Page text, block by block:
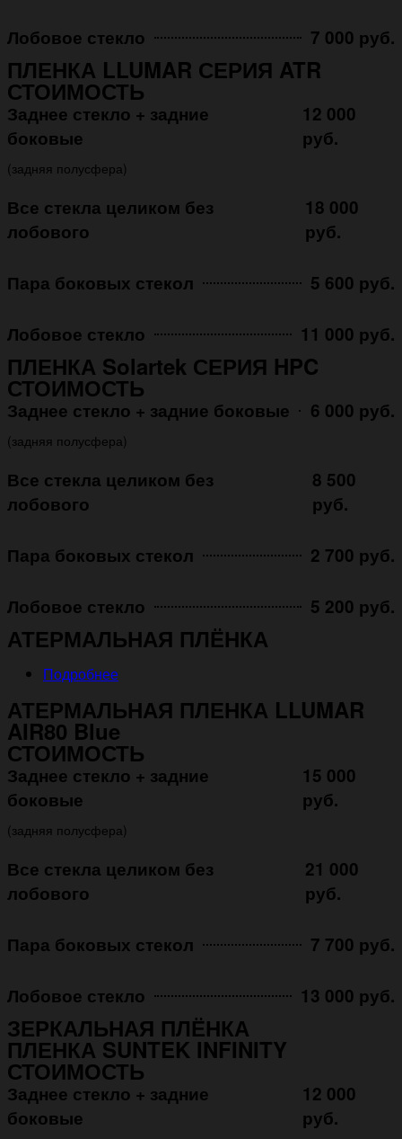
Лобовое стекло 7 000 руб.
ПЛЕНКА LLUMAR СЕРИЯ ATR
СТОИМОСТЬ
Заднее стекло + задние
боковые
12 000
руб.
(задняя полусфера)
Все стекла целиком без
лобового
18 000
руб.
Пара боковых стекол 5 600 руб.
Лобовое стекло 11 000 руб.
ПЛЕНКА Solartek СЕРИЯ HPC
СТОИМОСТЬ
Заднее стекло + задние боковые 6 000 руб.
(задняя полусфера)
Все стекла целиком без
лобового
8 500
руб.
Пара боковых стекол 2 700 руб.
Лобовое стекло 5 200 руб.
АТЕРМАЛЬНАЯ ПЛЁНКА
Подробнее
АТЕРМАЛЬНАЯ ПЛЕНКА LLUMAR
AIR80 Blue
СТОИМОСТЬ
Заднее стекло + задние
боковые
15 000
руб.
(задняя полусфера)
Все стекла целиком без
лобового
21 000
руб.
Пара боковых стекол 7 700 руб.
Лобовое стекло 13 000 руб.
ЗЕРКАЛЬНАЯ ПЛЁНКА
ПЛЕНКА SUNTEK INFINITY
СТОИМОСТЬ
Заднее стекло + задние
боковые
12 000
руб.